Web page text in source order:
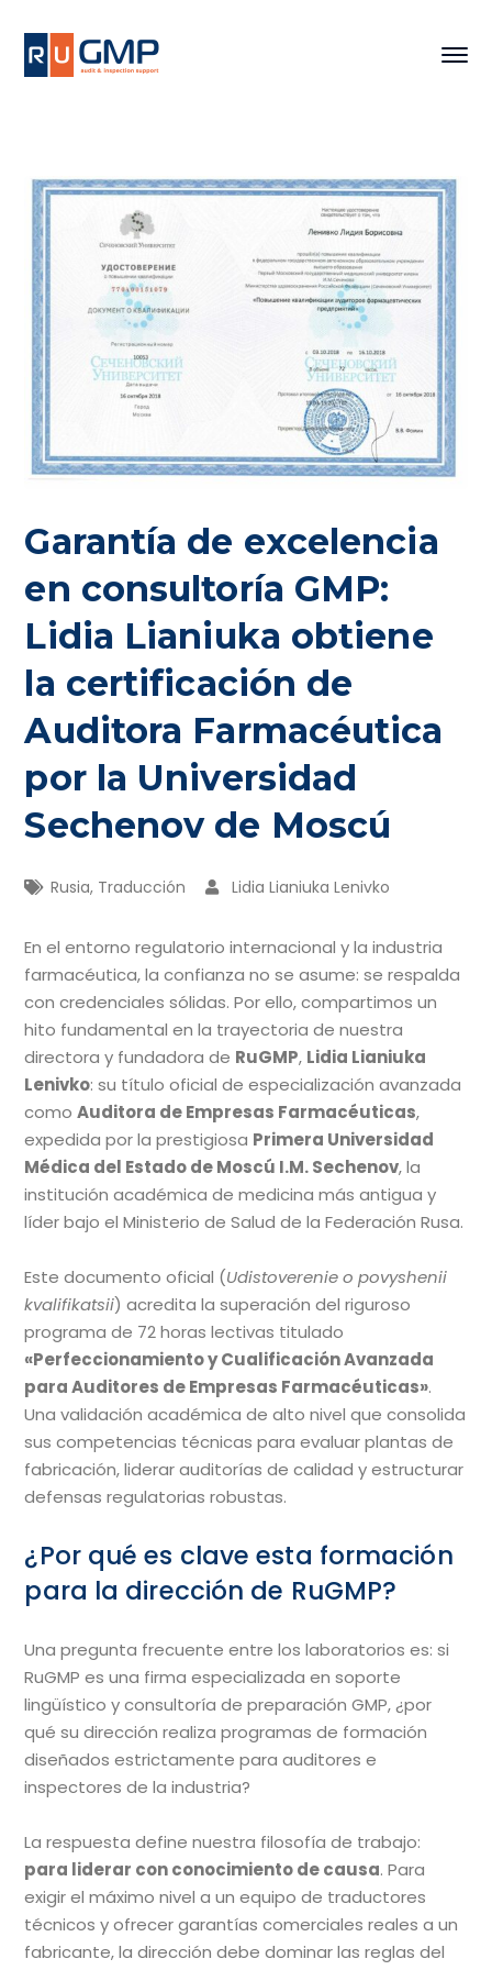
Garantía de excelencia
en consultoría GMP:
Lidia Lianiuka obtiene
la certificación de
Auditora Farmacéutica
por la Universidad
Sechenov de Moscú
Rusia, Traducción Lidia Lianiuka Lenivko
En el entorno regulatorio internacional y la industria
farmacéutica, la confianza no se asume: se respalda
con credenciales sólidas. Por ello, compartimos un
hito fundamental en la trayectoria de nuestra
directora y fundadora de RuGMP, Lidia Lianiuka
Lenivko: su título oficial de especialización avanzada
comoAuditora de Empresas Farmacéuticas,
expedida por la prestigiosa Primera Universidad
Médica del Estado de Moscú I.M. Sechenov, la
institución académica de medicina más antigua y
líder bajo el Ministerio de Salud de la Federación Rusa.
Este documento oficial (Udistoverenie o povyshenii
kvalifikatsii) acredita la superación del riguroso
programa de 72 horas lectivas titulado
«Perfeccionamiento y Cualificación Avanzada
para Auditores de Empresas Farmacéuticas».
Una validación académica de alto nivel que consolida
sus competencias técnicas para evaluar plantas de
fabricación, liderar auditorías de calidad y estructurar
defensas regulatorias robustas.
¿Por qué es clave esta formación
para la dirección de RuGMP?
Una pregunta frecuente entre los laboratorios es: si
RuGMP es una firma especializada en soporte
lingüístico y consultoría de preparación GMP, ¿por
qué su dirección realiza programas de formación
diseñados estrictamente para auditores e
inspectores de la industria?
La respuesta define nuestra filosofía de trabajo:
para liderar con conocimiento de causa. Para
exigir el máximo nivel a un equipo de traductores
técnicos y ofrecer garantías comerciales reales a un
fabricante, la dirección debe dominar las reglas del